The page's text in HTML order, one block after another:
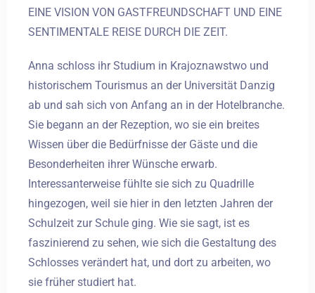
EINE VISION VON GASTFREUNDSCHAFT UND EINE
SENTIMENTALE REISE DURCH DIE ZEIT.
Anna schloss ihr Studium in Krajoznawstwo und
historischem Tourismus an der Universität Danzig
ab und sah sich von Anfang an in der Hotelbranche.
Sie begann an der Rezeption, wo sie ein breites
Wissen über die Bedürfnisse der Gäste und die
Besonderheiten ihrer Wünsche erwarb.
Interessanterweise fühlte sie sich zu Quadrille
hingezogen, weil sie hier in den letzten Jahren der
Schulzeit zur Schule ging. Wie sie sagt, ist es
faszinierend zu sehen, wie sich die Gestaltung des
Schlosses verändert hat, und dort zu arbeiten, wo
sie früher studiert hat.